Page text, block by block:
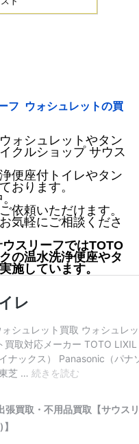
フ ウォシュレットの買
ォシュレットやタン
クルショップ サウス
便座付トイレやタン
おります。
依頼いただけます。
気軽にご相談くださ
スリーフではTOTO
の温水洗浄便座やタ
施しています。